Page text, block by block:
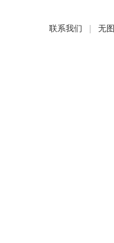
联系我们 | 无